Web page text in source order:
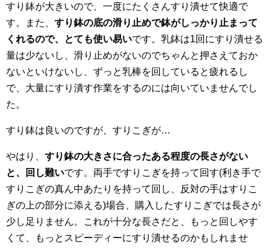
すり鉢が大きいので、一度にたくさんすり潰せて快適で
す。また、 すり鉢の底の滑り止めで鉢がしっかり止まって
くれるので、とても使い易いです。乳鉢は1回にすり潰せる
量は少ないし、滑り止めがないのでちゃんと押さえておか
ないといけないし、ずっと乳棒を回していると疲れるし
で、大量にすり潰す作業をするのには向いていませんでし
た。
すり鉢は良いのですが、すりこぎが…
やはり、 すり鉢の大きさに合ったある程度の長さがない
と、回し難いです。両手ですりこぎを持って回す(利き手で
すりこぎの真ん中あたりを持って回し、反対の手はすりこ
ぎの上の部分に添える)場合、購入したすりこぎでは長さが
少し足りません。これが十分な長さだと、もっと回しやす
くて、もっとスピーディーにすり潰せるのかもしれませ